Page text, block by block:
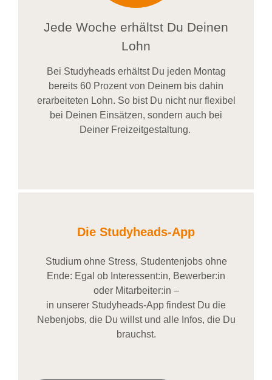
Jede Woche erhältst Du Deinen
Lohn
Bei Studyheadserhältst Du jeden Montag
bereits 60 Prozent von Deinem bis dahin
erarbeiteten Lohn. So bist Du nicht nur flexibel
bei Deinen Einsätzen, sondern auch bei
DeinerFreizeitgestaltung.
Die Studyheads-App
Studium ohne Stress, Studentenjobs ohne
Ende: Egal ob Interessent:in, Bewerber:in
oder Mitarbeiter:in –
in unserer Studyheads-App findest Du die
Nebenjobs, die Du willst und alle Infos, die Du
brauchst.